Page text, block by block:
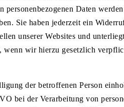
personenbezogenen Daten
Sie haben jederzeit ein
unserer Websites und
wir hierzu gesetzlich
der betroffenen Person
bei der Verarbeitung von